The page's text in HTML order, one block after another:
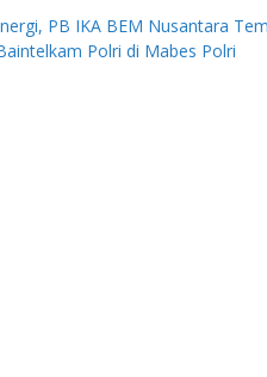
PB IKA BEM Nusantara
Polri di Mabes Polri